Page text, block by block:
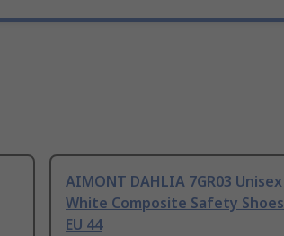
AIMONT DAHLIA 7GR03 Unisex
White Composite Safety Shoes
EU 44